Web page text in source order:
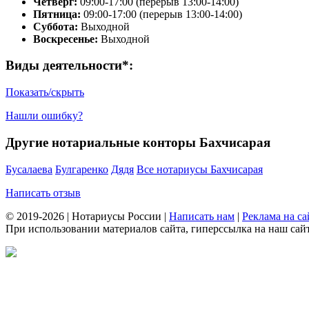
Пятница: 09:00-17:00 (перерыв 13:00-14:00)
Суббота: Выходной
Воскресенье: Выходной
Виды деятельности*:
Показать/скрыть
Нашли ошибку?
Другие нотариальные конторы Бахчисарая
Бусалаева Булгаренко Дядя Все нотариусы Бахчисарая
Написать отзыв
© 2019-2026 | Нотариусы России | Написать нам | Реклама на
При использовании материалов сайта, гиперссылка на наш